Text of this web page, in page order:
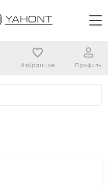
Избранное Профиль